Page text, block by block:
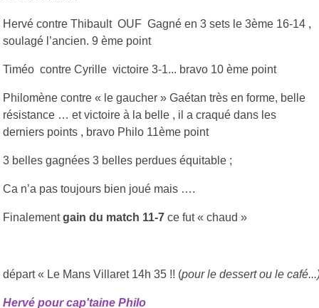
Hervé contre Thibault OUF Gagné en 3 sets le 3ème 16-14 ,
soulagé l’ancien. 9 ème point
Timéo contre Cyrille victoire 3-1... bravo 10 ème point
Philomène contre « le gaucher » Gaétan très en forme, belle
résistance … et victoire à la belle , il a craqué dans les
derniers points , bravo Philo 11ème point
3 belles gagnées 3 belles perdues équitable ;
Ca n’a pas toujours bien joué mais ….
Finalementgain du match 11-7 ce fut « chaud »
départ « Le Mans Villaret 14h 35 !! (pour le dessert ou le
Hervé pour cap'taine Philo